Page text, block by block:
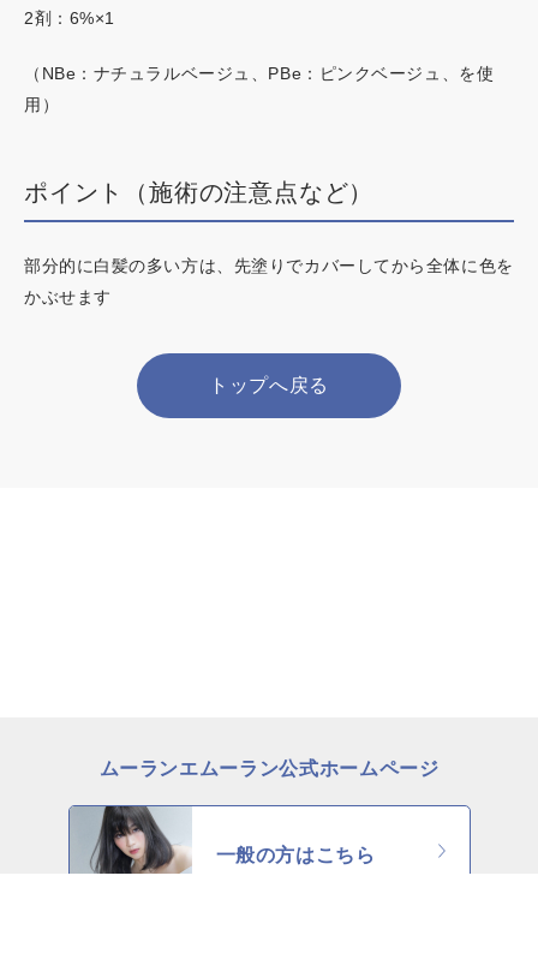
2剤：6%×1
（NBe：ナチュラルベージュ、PBe：ピンクベージュ、を使
用）
ポイント（施術の注意点など）
部分的に白髪の多い方は、先塗りでカバーしてから全体に色を
かぶせます
トップへ戻る
ムーランエムーラン公式ホームページ
一般の方はこちら